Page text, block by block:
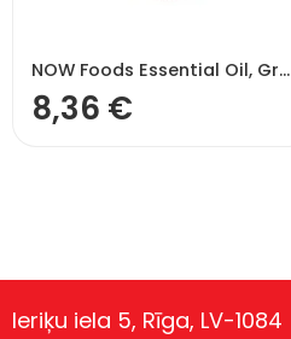
NOW Foods Essential Oil, Grapefruit Oil – 30 ml.
8,36 €
Ieriķu iela 5, Rīga, LV-1084